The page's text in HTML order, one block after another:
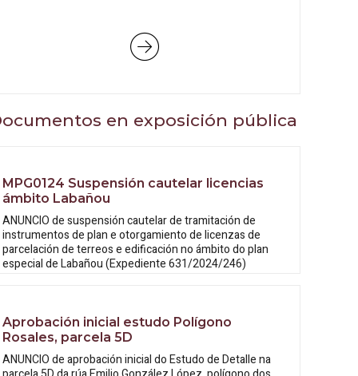
en exposición pública
MPG0124 Suspensión cautelar licencias
ámbito Labañou
ANUNCIO de suspensión cautelar de tramitación de
instrumentos de plan e otorgamiento de licenzas de
parcelación de terreos e edificación no ámbito do plan
especial de Labañou (Expediente 631/2024/246)
Aprobación inicial estudo Polígono
Rosales, parcela 5D
ANUNCIO de aprobación inicial do Estudode Detalle na